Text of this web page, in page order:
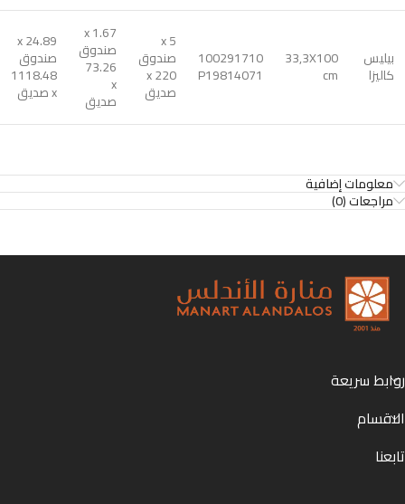
بيليس
كاليزا
33,3X100
cm
100291710
P19814071
5 x
صندوق
220 x
صديق
1.67 x
صندوق
73.26
x
صديق
24.89 x
صندوق
1118.48
x صديق
معلومات إضافية
مراجعات (0)
روابط سريعة
الاقسام
تابعنا